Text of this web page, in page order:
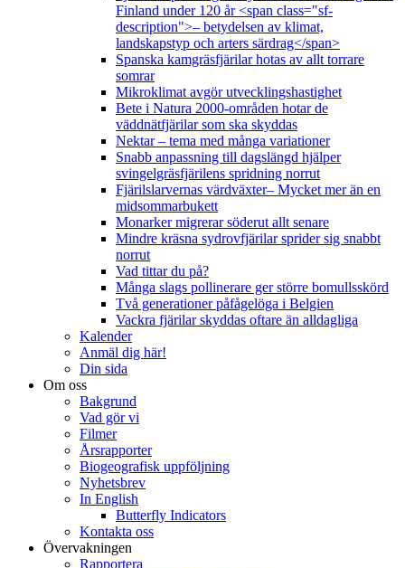
Finland under 120 år <span class="sf-
description">– betydelsen av klimat,
landskapstyp och arters särdrag</span>
Spanska kamgräsfjärilar hotas av allt torrare
somrar
Mikroklimat avgör utvecklingshastighet
Bete i Natura 2000-områden hotar de
väddnätfjärilar som ska skyddas
Nektar – tema med många variationer
Snabb anpassning till dagslängd hjälper
svingelgräsfjärilens spridning norrut
Fjärilslarvernas värdväxter– Mycket mer än en
midsommarbukett
Monarker migrerar söderut allt senare
Mindre kräsna sydrovfjärilar sprider sig snabbt
norrut
Vad tittar du på?
Många slags pollinerare ger större bomullsskörd
Två generationer påfågelöga i Belgien
Vackra fjärilar skyddas oftare än alldagliga
Kalender
Anmäl dig här!
Din sida
Om oss
Bakgrund
Vad gör vi
Filmer
Årsrapporter
Biogeografisk uppföljning
Nyhetsbrev
In English
Butterfly Indicators
Kontakta oss
Övervakningen
Rapportera